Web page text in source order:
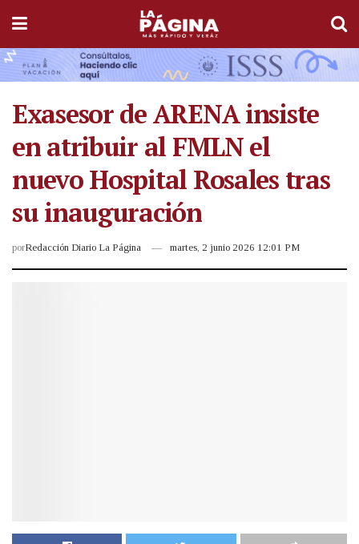
Exasesor de ARENA insiste
en atribuir al FMLN el
nuevo Hospital Rosales tras
su inauguración
porRedacción Diario La Página martes, 2 junio 2026 12:01 PM